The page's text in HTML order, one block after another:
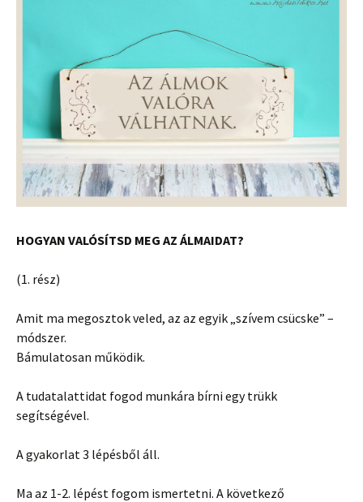
HOGYAN VALÓSÍTSD MEG AZ ÁLMAIDAT?
(1. rész)
Amit ma megosztok veled, az az egyik „szívem csücske” –
módszer.
Bámulatosan működik.
A tudatalattidat fogod munkára bírni egy trükk
segítségével.
A gyakorlat 3 lépésből áll.
Ma az 1-2. lépést fogom ismertetni. A következő